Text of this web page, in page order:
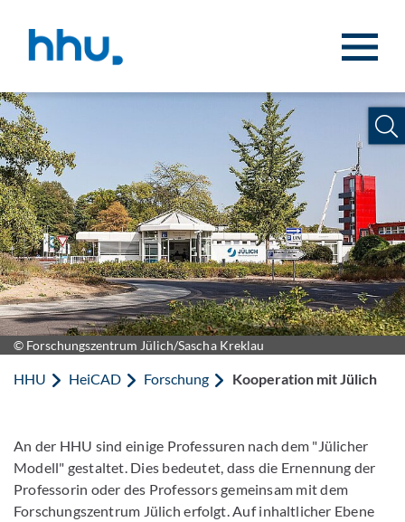
© Forschungszentrum Jülich/Sascha Kreklau
HHU HeiCAD Forschung Kooperation mit Jülich
An der HHU sind einige Professuren nach dem "Jülicher
Modell" gestaltet. Dies bedeutet, dass die Ernennung der
Professorin oder des Professors gemeinsam mit dem
Forschungszentrum Jülich erfolgt. Auf inhaltlicher Ebene